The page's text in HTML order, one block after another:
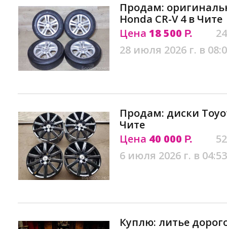
Продам:
Honda CR-V 4 в Чите
Цена 18 500 Р.
28 июля 2026 г. в
Продам: диски
Чите
Цена 40 000 Р.
6 июля 2026 г. в 04:53
Куплю: литье